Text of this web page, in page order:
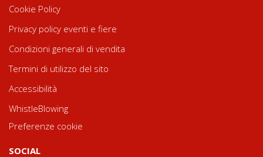
Cookie Policy
Privacy policy eventi e fiere
Condizioni generali di vendita
Termini di utilizzo del sito
Accessibilità
WhistleBlowing
Preferenze cookie
SOCIAL